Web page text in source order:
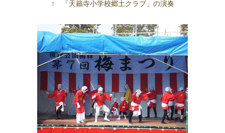
↑ 「天籟寺小学校郷土クラブ」の演奏